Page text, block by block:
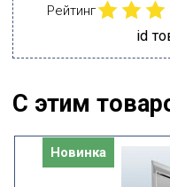
Рейтинг
id
С этим
Новинка